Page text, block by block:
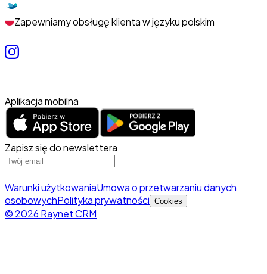
Zapewniamy obsługę klienta w języku polskim
Aplikacja mobilna
Zapisz się do newslettera
Warunki użytkowaniaUmowa o przetwarzaniu danych
osobowychPolityka prywatności Cookies
© 2026 Raynet CRM